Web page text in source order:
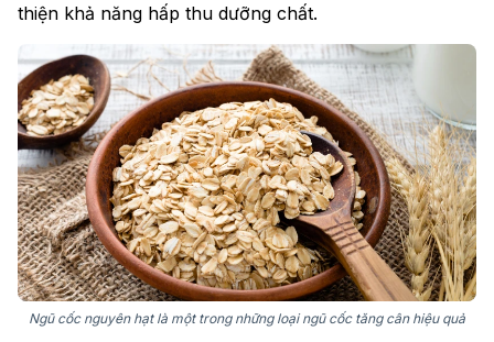
thiện khả năng hấp thu dưỡng chất.
Ngũ cốc nguyên hạt là một trong những loại ngũ cốc tăng cân hiệu quả